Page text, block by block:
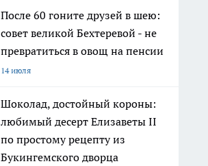
После 60 гоните друзей в шею:
совет великой Бехтеревой - не
превратиться в овощ на пенсии
14 июля
Шоколад, достойный короны:
любимый десерт Елизаветы II
по простому рецепту из
Букингемского дворца